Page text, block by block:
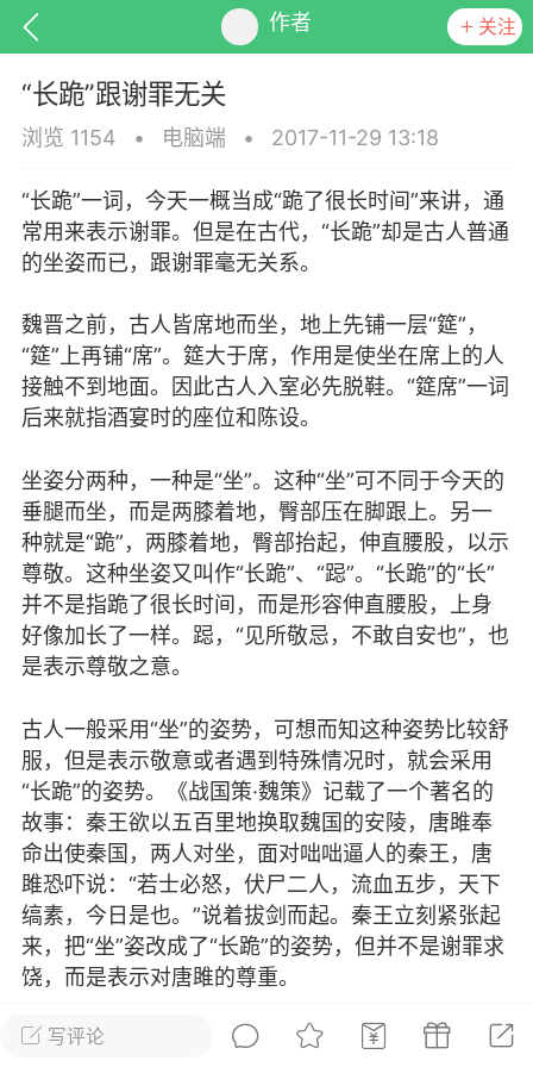
作者 关注
排行 头衔 抽奖
动态 小说 商城
21:24 电脑端 公开内容
#说说
1 3k
影视城 个人认证
12-18 00:41 电脑端 其他问答
藏》千里江山图的资料
山图》是北宋王希孟创作的绘画画卷作
品以长卷形式，立足传统，画面细致入
浩渺的江河、层峦起伏的群山构成了一
写评论
“长跪”跟谢罪无关
浏览 1154 • 电脑端 • 2017-11-29 13:18
“长跪”一词，今天一概当成“跪了很长时间”来讲，通
常用来表示谢罪。但是在古代，“长跪”却是古人普通
的坐姿而已，跟谢罪毫无关系。
魏晋之前，古人皆席地而坐，地上先铺一层“筵”，
“筵”上再铺“席”。筵大于席，作用是使坐在席上的人
接触不到地面。因此古人入室必先脱鞋。“筵席”一词
后来就指酒宴时的座位和陈设。
坐姿分两种，一种是“坐”。这种“坐”可不同于今天的
垂腿而坐，而是两膝着地，臀部压在脚跟上。另一
种就是“跪”，两膝着地，臀部抬起，伸直腰股，以示
尊敬。这种坐姿又叫作“长跪”、“跽”。“长跪”的“长”
并不是指跪了很长时间，而是形容伸直腰股，上身
好像加长了一样。跽，“见所敬忌，不敢自安也”，也
是表示尊敬之意。
古人一般采用“坐”的姿势，可想而知这种姿势比较舒
服，但是表示敬意或者遇到特殊情况时，就会采用
“长跪”的姿势。《战国策·魏策》记载了一个著名的
故事：秦王欲以五百里地换取魏国的安陵，唐雎奉
命出使秦国，两人对坐，面对咄咄逼人的秦王，唐
雎恐吓说：“若士必怒，伏尸二人，流血五步，天下
缟素，今日是也。”说着拔剑而起。秦王立刻紧张起
来，把“坐”姿改成了“长跪”的姿势，但并不是谢罪求
饶，而是表示对唐雎的尊重。
除了坐和跪之外，还有一种坐姿，叫作“箕踞”，臀部